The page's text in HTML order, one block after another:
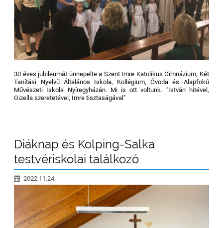
30 éves jubileumát ünnepelte a Szent Imre Katolikus Gimnázium, Két
Tanítási Nyelvű Általános Iskola, Kollégium, Óvoda és Alapfokú
Művészeti Iskola Nyíregyházán. Mi is ott voltunk. "István hitével,
Gizella szeretetével, Imre tisztaságával"
Diáknap és Kolping-Salka
testvériskolai találkozó
2022.11.24.